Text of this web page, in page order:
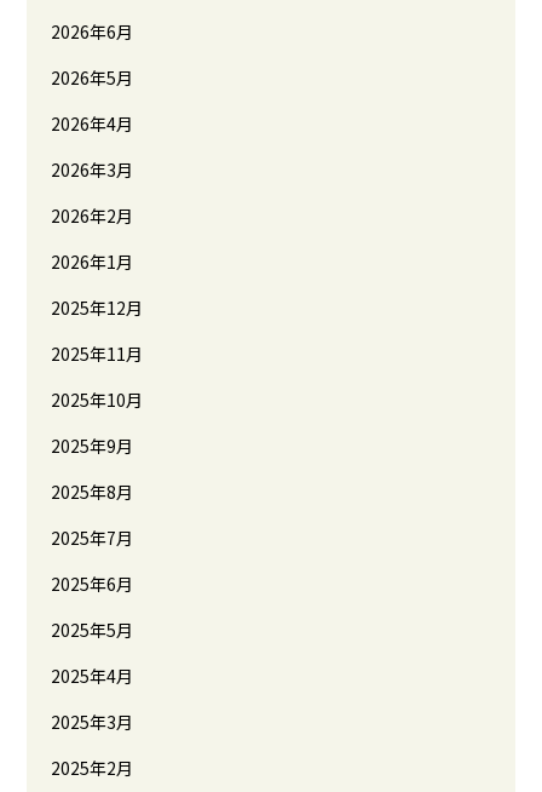
2026年6月
2026年5月
2026年4月
2026年3月
2026年2月
2026年1月
2025年12月
2025年11月
2025年10月
2025年9月
2025年8月
2025年7月
2025年6月
2025年5月
2025年4月
2025年3月
2025年2月